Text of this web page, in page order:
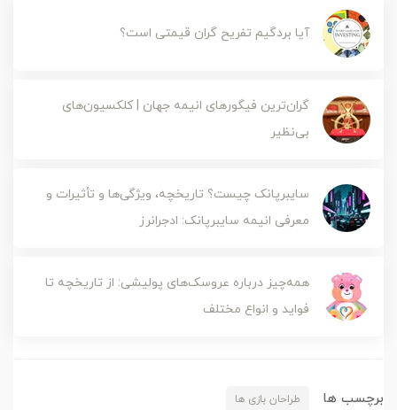
آیا بردگیم تفریح گران قیمتی است؟
گران‌ترین فیگورهای انیمه جهان | کلکسیون‌های
بی‌نظیر
سایبرپانک چیست؟ تاریخچه، ویژگی‌ها و تأثیرات و
معرفی انیمه سایبرپانک: ادجرانرز
همه‌چیز درباره عروسک‌های پولیشی: از تاریخچه تا
فواید و انواع مختلف
برچسب ها طراحان بازی ها